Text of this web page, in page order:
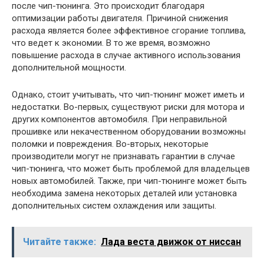
после чип-тюнинга. Это происходит благодаря
оптимизации работы двигателя. Причиной снижения
расхода является более эффективное сгорание топлива,
что ведет к экономии. В то же время, возможно
повышение расхода в случае активного использования
дополнительной мощности.
Однако, стоит учитывать, что чип-тюнинг может иметь и
недостатки. Во-первых, существуют риски для мотора и
других компонентов автомобиля. При неправильной
прошивке или некачественном оборудовании возможны
поломки и повреждения. Во-вторых, некоторые
производители могут не признавать гарантии в случае
чип-тюнинга, что может быть проблемой для владельцев
новых автомобилей. Также, при чип-тюнинге может быть
необходима замена некоторых деталей или установка
дополнительных систем охлаждения или защиты.
Читайте также: Лада веста движок от ниссан